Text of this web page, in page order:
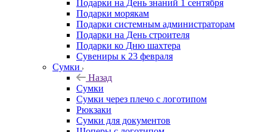
Подарки на День знаний 1 сентября
Подарки морякам
Подарки системным администраторам
Подарки на День строителя
Подарки ко Дню шахтера
Сувениры к 23 февраля
Сумки
Назад
Сумки
Сумки через плечо с логотипом
Рюкзаки
Сумки для документов